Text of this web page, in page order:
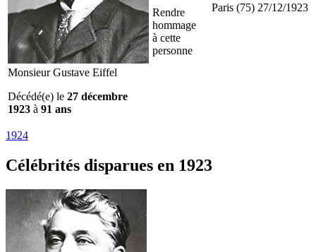
Monsieur Gustave Eiffel
Décédé(e) le 27 décembre
1923 à 91 ans
Rendre
hommage
à cette
personne
Paris (75) 27/12/1923
1924
Célébrités disparues en 1923